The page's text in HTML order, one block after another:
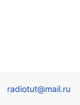
radiotut@mail.ru